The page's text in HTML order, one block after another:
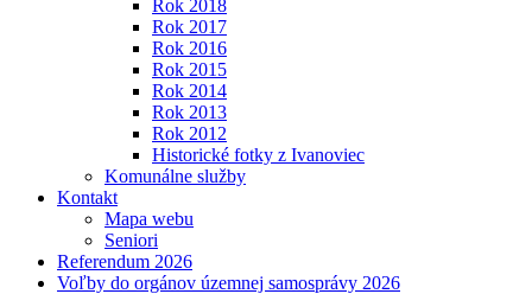
Rok 2018
Rok 2017
Rok 2016
Rok 2015
Rok 2014
Rok 2013
Rok 2012
Historické fotky z Ivanoviec
Komunálne služby
Kontakt
Mapa webu
Seniori
Referendum 2026
Voľby do orgánov územnej samosprávy 2026